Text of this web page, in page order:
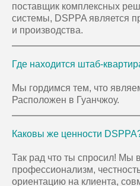
поставщик комплексных
системы, DSPPA является
и производства.
Где находится штаб-
Мы гордимся тем, что
Расположен в Гуанчжоу.
Каковы же ценности
Так рад что ты спросил! Мы
профессионализм,
ориентацию на клиента,